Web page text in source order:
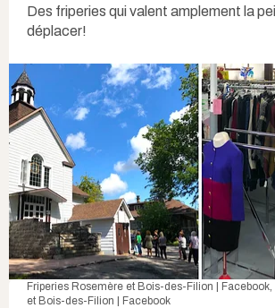
Des friperies qui valent amplement la
déplacer!
Friperies Rosemère et Bois-des-Filion | Facebook
et Bois-des-Filion | Facebook